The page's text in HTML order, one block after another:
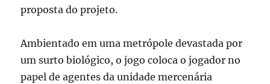
proposta do projeto.
Ambientado em uma metrópole devastada por
um surto biológico, o jogo coloca o jogador no
papel de agentes da unidade mercenária